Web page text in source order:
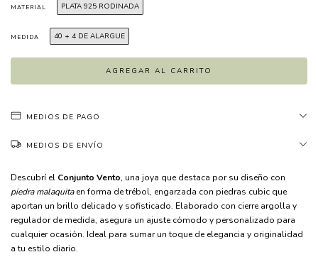
MATERIAL PLATA 925 RODINADA
MEDIDA 40 + 4 DE ALARGUE
MEDIOS DE PAGO
MEDIOS DE ENVÍO
Descubrí el Conjunto Vento, una joya que destaca por su diseño con
piedra malaquitaen forma de trébol, engarzada con piedras cubic que
aportan un brillo delicado y sofisticado. Elaborado con cierre argolla y
regulador de medida, asegura un ajuste cómodo y personalizado para
cualquier ocasión. Ideal para sumar un toque de elegancia y originalidad
a tu estilo diario.